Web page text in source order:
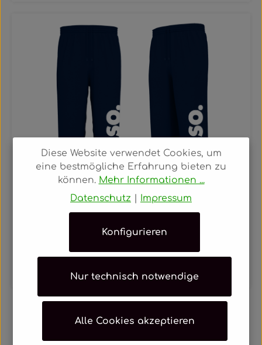
SOLLSO. Sweatpants „Pure Logo Big“, Farbe Navy Blue, Größe 4XL
Diese Website verwendet Cookies, um
eine bestmögliche Erfahrung bieten zu
können. Mehr Informationen ...
Datenschutz
Impressum
Nur technisch notwendige
Konfigurieren
Alle Cookies akzeptieren